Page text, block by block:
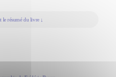
le résumé du livre ↓